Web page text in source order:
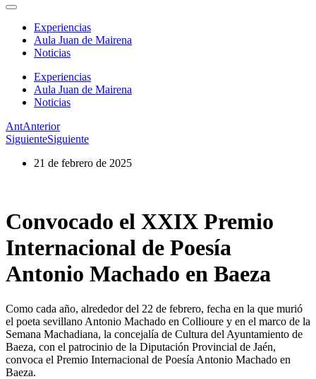
Experiencias
Aula Juan de Mairena
Noticias
Experiencias
Aula Juan de Mairena
Noticias
AntAnterior
SiguienteSiguiente
21 de febrero de 2025
Convocado el XXIX Premio
Internacional de Poesía
Antonio Machado en Baeza
Como cada año, alrededor del 22 de febrero, fecha en la que murió
el poeta sevillano Antonio Machado en Collioure y en el marco de la
Semana Machadiana, la concejalía de Cultura del Ayuntamiento de
Baeza, con el patrocinio de la Diputación Provincial de Jaén,
convoca el Premio Internacional de Poesía Antonio Machado en
Baeza.